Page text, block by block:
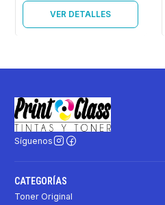
VER DETALLES
Síguenos
CATEGORÍAS
Toner Original